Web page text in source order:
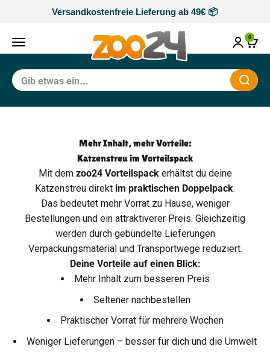
Zum Inhalt springenVersandkostenfreie Lieferung ab 49€ 📦
0
Navigationsmenü öffnen
Mehr Inhalt, mehr Vorteile:
Katzenstreu im Vorteilspack
Mit dem zoo24 Vorteilspackerhältst du deine
Katzenstreu direkt im praktischen Doppelpack.
Das bedeutet mehr Vorrat zu Hause, weniger
Bestellungen und ein attraktiverer Preis. Gleichzeitig
werden durch gebündelte Lieferungen
Verpackungsmaterial und Transportwege reduziert.
Deine Vorteile auf einen Blick:
Mehr Inhalt zum besseren Preis
Seltener nachbestellen
Praktischer Vorrat für mehrere Wochen
Weniger Lieferungen – besser für dich und die Umwelt